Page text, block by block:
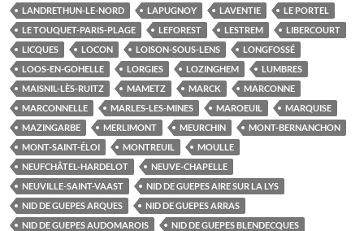
LANDRETHUN-LE-NORD
LAPUGNOY LAVENTIE
LE PORTEL
LE TOUQUET-PARIS-PLAGE
LEFOREST LESTREM
LIBERCOURT
LICQUES
LOCON LOISON-SOUS-LENS
LONGFOSSÉ
LOOS-EN-GOHELLE
LORGIES LOZINGHEM
LUMBRES
MAISNIL-LÈS-RUITZ
MAMETZ MARCK
MARCONNE
MARCONNELLE
MARLES-LES-MINES MAROEUIL
MARQUISE
MAZINGARBE
MERLIMONT MEURCHIN
MONT-BERNANCHON
MONT-SAINT-ÉLOI
MONTREUIL
MOULLE
NEUFCHÂTEL-HARDELOT
NEUVE-CHAPELLE
NEUVILLE-SAINT-VAAST
NID DE GUEPES AIRE SUR LA LYS
NID DE GUEPES ARQUES
NID DE GUEPES ARRAS
NID DE GUEPES AUDOMAROIS
NID DE GUEPES BLENDECQUES